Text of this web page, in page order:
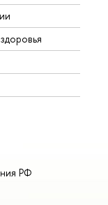
РФ